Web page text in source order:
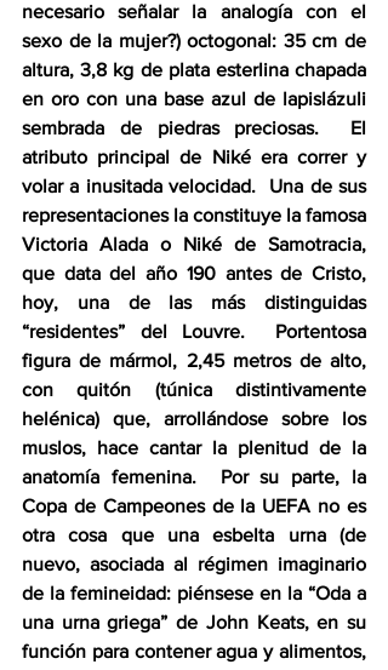
necesario señalar la analogía con el
sexo de la mujer?) octogonal: 35 cm de
altura, 3,8 kg de plata esterlina chapada
en oro con una base azul de lapislázuli
sembrada de piedras preciosas.  El
atributo principal de Niké era correr y
volar a inusitada velocidad.  Una de sus
representaciones la constituye la famosa
Victoria Alada o Niké de Samotracia,
que data del año 190 antes de Cristo,
hoy, una de las más distinguidas
“residentes” del Louvre.  Portentosa
figura de mármol, 2,45 metros de alto,
con quitón (túnica distintivamente
helénica) que, arrollándose sobre los
muslos, hace cantar la plenitud de la
anatomía femenina.  Por su parte, la
Copa de Campeones de la UEFA no es
otra cosa que una esbelta urna (de
nuevo, asociada al régimen imaginario
de la femineidad: piénsese en la “Oda a
una urna griega” de John Keats, en su
función para contener agua y alimentos,